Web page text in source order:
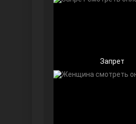
Игра судьбы
Запрет